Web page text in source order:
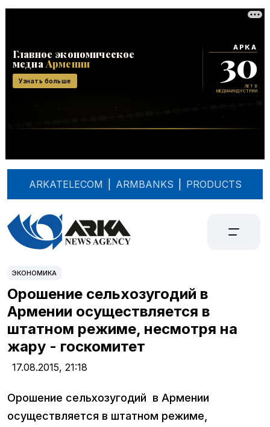
ARKATELECOM ARMBANKS PRODUCTS
ЭКОНОМИКА
Орошение сельхозугодий в
Армении осуществляется в
штатном режиме, несмотря на
жару - госкомитет
17.08.2015, 21:18
Орошение сельхозугодий в Армении
осуществляется в штатном режиме,